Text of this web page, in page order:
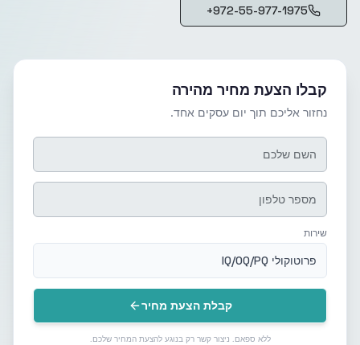
+972-55-977-1975
קבלו הצעת מחיר מהירה
נחזור אליכם תוך יום עסקים אחד.
שירות
פרוטוקולי IQ/OQ/PQ
קבלת הצעת מחיר
ללא ספאם. ניצור קשר רק בנוגע להצעת המחיר שלכם.